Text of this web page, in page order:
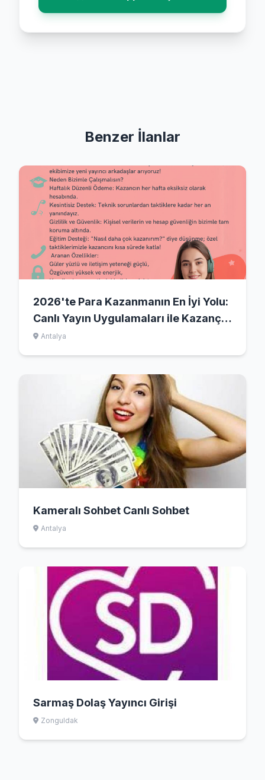
Benzer İlanlar
2026'te Para Kazanmanın En İyi Yolu:
Canlı Yayın Uygulamaları ile Kazanç
Kapılarını Açın!
Antalya
Kameralı Sohbet Canlı Sohbet
Antalya
Sarmaş Dolaş Yayıncı Girişi
Zonguldak